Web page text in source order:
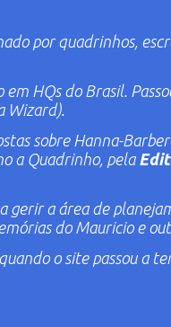
por quadrinhos,
HQs do Brasil.
Wizard).
sobre Hanna-
a Quadrinho, pela
gerir a área de
do Mauricioe
o site passou a